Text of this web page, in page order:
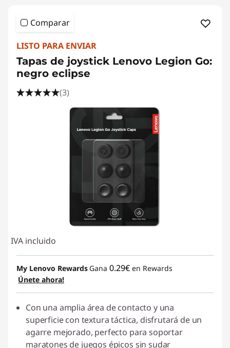
Comparar
LISTO PARA ENVIAR
Tapas de joystick Lenovo Legion Go:
negro eclipse
(3)
IVA incluido
My Lenovo Rewards Gana 0.29€ en Rewards
Únete ahora!
Con una amplia área de contacto y una
superficie con textura táctica, disfrutará de un
agarre mejorado, perfecto para soportar
maratones de juegos épicos sin sudar